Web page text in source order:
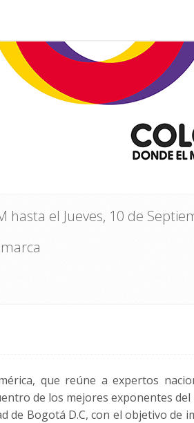
el Jueves, 10 de
que reúne a expertos
de los mejores exponentes
de Bogotá D.C, con el objetivo de